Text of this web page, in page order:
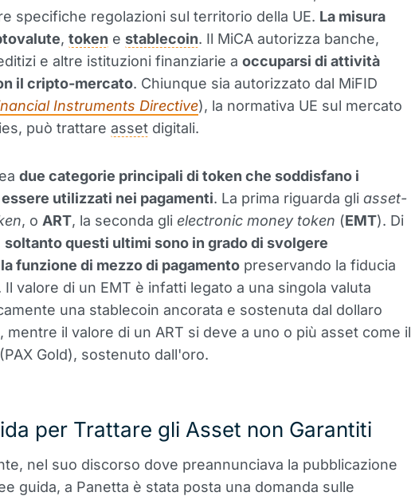
specifiche regolazioni sul territorio della UE. La misura
, token e stablecoin. Il MiCA autorizza banche,
e altre istituzioni finanziarie a occuparsi di attività
il cripto-mercato. Chiunque sia autorizzato dal MiFID
Instruments Directive), la normativa UE sul mercato
può trattare asset digitali.
due categorie principali di token che soddisfano i
utilizzati nei pagamenti. La prima riguarda gli asset-
, o ART, la seconda gli electronic money token (EMT). Di
soltanto questi ultimi sono in grado di svolgere
funzione di mezzo di pagamento preservando la fiducia
Il valore di un EMT è infatti legato a una singola valuta
una stablecoin ancorata e sostenuta dal dollaro
mentre il valore di un ART si deve a uno o più asset come il
Gold), sostenuto dall'oro.
per Trattare gli Asset non Garantiti
nel suo discorso dove preannunciava la pubblicazione
guida, a Panetta è stata posta una domanda sulle